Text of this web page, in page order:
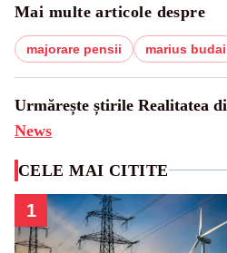
Mai multe articole despre
majorare pensii marius budai
Urmărește știrile Realitatea
News
CELE MAI CITITE
1